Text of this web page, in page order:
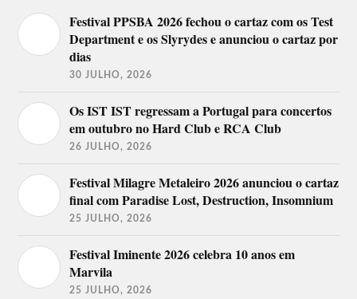
Festival PPSBA 2026 fechou o cartaz com os Test
Department e os Slyrydes e anunciou o cartaz por
dias
30 JULHO, 2026
Os IST IST regressam a Portugal para concertos
em outubro no Hard Club e RCA Club
26 JULHO, 2026
Festival Milagre Metaleiro 2026 anunciou o cartaz
final com Paradise Lost, Destruction, Insomnium
25 JULHO, 2026
Festival Iminente 2026 celebra 10 anos em
Marvila
25 JULHO, 2026